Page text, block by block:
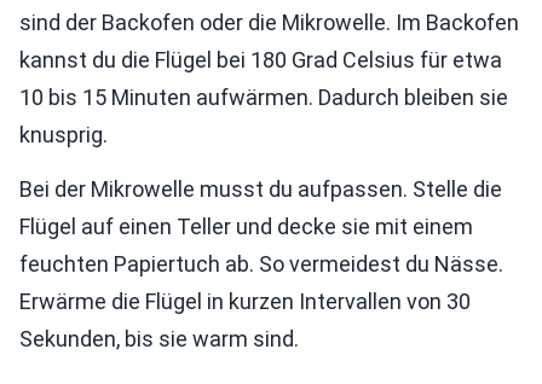
sind der Backofen oder die Mikrowelle. Im Backofen
kannst du die Flügel bei 180 Grad Celsius für etwa
10 bis 15 Minuten aufwärmen. Dadurch bleiben sie
knusprig.
Bei der Mikrowelle musst du aufpassen. Stelle die
Flügel auf einen Teller und decke sie mit einem
feuchten Papiertuch ab. So vermeidest du Nässe.
Erwärme die Flügel in kurzen Intervallen von 30
Sekunden, bis sie warm sind.